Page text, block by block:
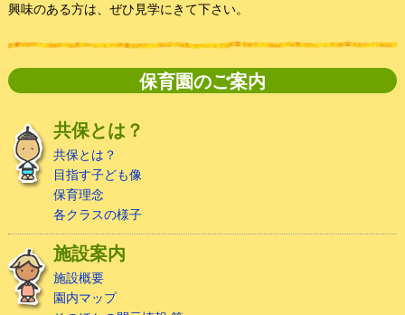
興味のある方は、ぜひ見学にきて下さい。
保育園のご案内
共保とは？
共保とは？
目指す子ども像
保育理念
各クラスの様子
施設案内
施設概要
園内マップ